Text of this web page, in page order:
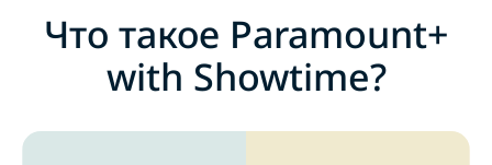
Что такое Paramount+
with Showtime?